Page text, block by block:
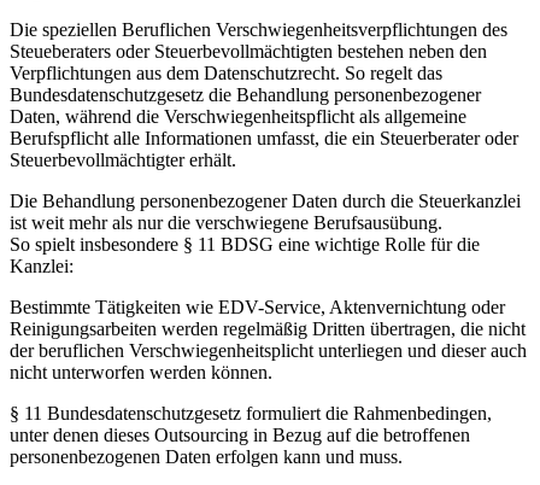
Die speziellen Beruflichen Verschwiegenheitsverpflichtungen des
Steueberaters oder Steuerbevollmächtigten bestehen neben den
Verpflichtungen aus dem Datenschutzrecht. So regelt das
Bundesdatenschutzgesetz die Behandlung personenbezogener
Daten, während die Verschwiegenheitspflicht als allgemeine
Berufspflicht alle Informationen umfasst, die ein Steuerberater oder
Steuerbevollmächtigter erhält.
Die Behandlung personenbezogener Daten durch die Steuerkanzlei
ist weit mehr als nur die verschwiegene Berufsausübung.
So spielt insbesondere § 11 BDSG eine wichtige Rolle für die
Kanzlei:
Bestimmte Tätigkeiten wie EDV-Service, Aktenvernichtung oder
Reinigungsarbeiten werden regelmäßig Dritten übertragen, die nicht
der beruflichen Verschwiegenheitsplicht unterliegen und dieser auch
nicht unterworfen werden können.
§ 11 Bundesdatenschutzgesetz formuliert die Rahmenbedingen,
unter denen dieses Outsourcing in Bezug auf die betroffenen
personenbezogenen Daten erfolgen kann und muss.